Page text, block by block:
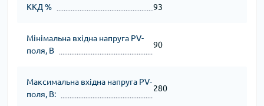
ККД % 93
Мінімальна вхідна напруга PV-
поля, В
90
Максимальна вхідна напруга PV-
поля, В:
280